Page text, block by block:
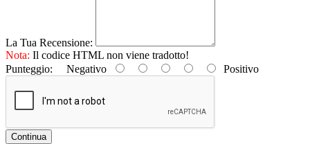
La Tua Recensione:
Nota: Il codice HTML non viene tradotto!
Punteggio: Negativo Positivo
Continua